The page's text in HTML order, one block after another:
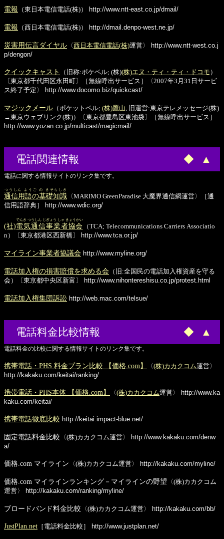
電報 （東日本電信電話(株)） http://www.ntt-east.co.jp/dmail/
電報 （西日本電信電話(株)） http://dmail.denpo-west.ne.jp/
災害用伝言ダイヤル 〈西日本電信電話(株)運営〉
http://www.ntt-west.co.j
p/dengon/
クイックキャスト （旧称:ポケベル; (株)(株)エヌ・ティ・ティ・ドコモ ）
〔東京都千代田区永田町〕［無線呼出サービス］〈2007年3月31日サービ
ス終了予定〉
http://www.docomo.biz/quickcast/
マジックメール （ポケットベル; (株)鷹山 , 旧運営:東京テレメッセージ(株)
→東京ウェブリンク(株)）〔東京都豊島区東池袋〕［無線呼出サービス］
http://www.yozan.co.jp/multicast/magicmail/
電話関連情報 ◆ ▲
電話に関する情報サイトのリンク集です。
通信用語の基礎知識
つうしん ようご の きそちしき
〈MARIMO GreenParadise 大魔界通信網運営〉［通
信用語辞典］
http://www.wdic.org/
(社)電気通信事業者協会
でんき つうしん じぎょう しゃ きょうかい
（TCA; Telecommunications Carriers Associatio
n）〔東京都港区西新橋〕
http://www.tca.or.jp/
マイライン事業者協議会 http://www.myline.org/
電話加入権の損害賠償を求める会 （旧:全国民の電話加入権資産を守る
会）〔東京都中央区新富〕
http://www.nihontereshisu.co.jp/protest.html
電話加入権集団訴訟 http://web.mac.com/telsue/
電話料金比較情報 ◆ ▲
電話料金の比較に関する情報サイトのリンク集です。
携帯電話・PHS 料金プラン比較 【価格.com】 〈(株)カカクコム運営〉
http://kakaku.com/keitai/ranking/
携帯電話・PHS本体 【価格.com】 〈(株)カカクコム運営〉
http://www.ka
kaku.com/keitai/
携帯電話徹底比較 http://keitai.impact-blue.net/
固定電話料金比較 〈(株)カカクコム運営〉
http://www.kakaku.com/denw
a/
価格.com マイライン 〈(株)カカクコム運営〉 http://kakaku.com/myline/
価格.com マイラインランキング－マイラインの野望 〈(株)カカクコム
運営〉
http://kakaku.com/ranking/myline/
ブロードバンド料金比較 〈(株)カカクコム運営〉 http://kakaku.com/bb/
JustPlan.net ［電話料金比較］ http://www.justplan.net/